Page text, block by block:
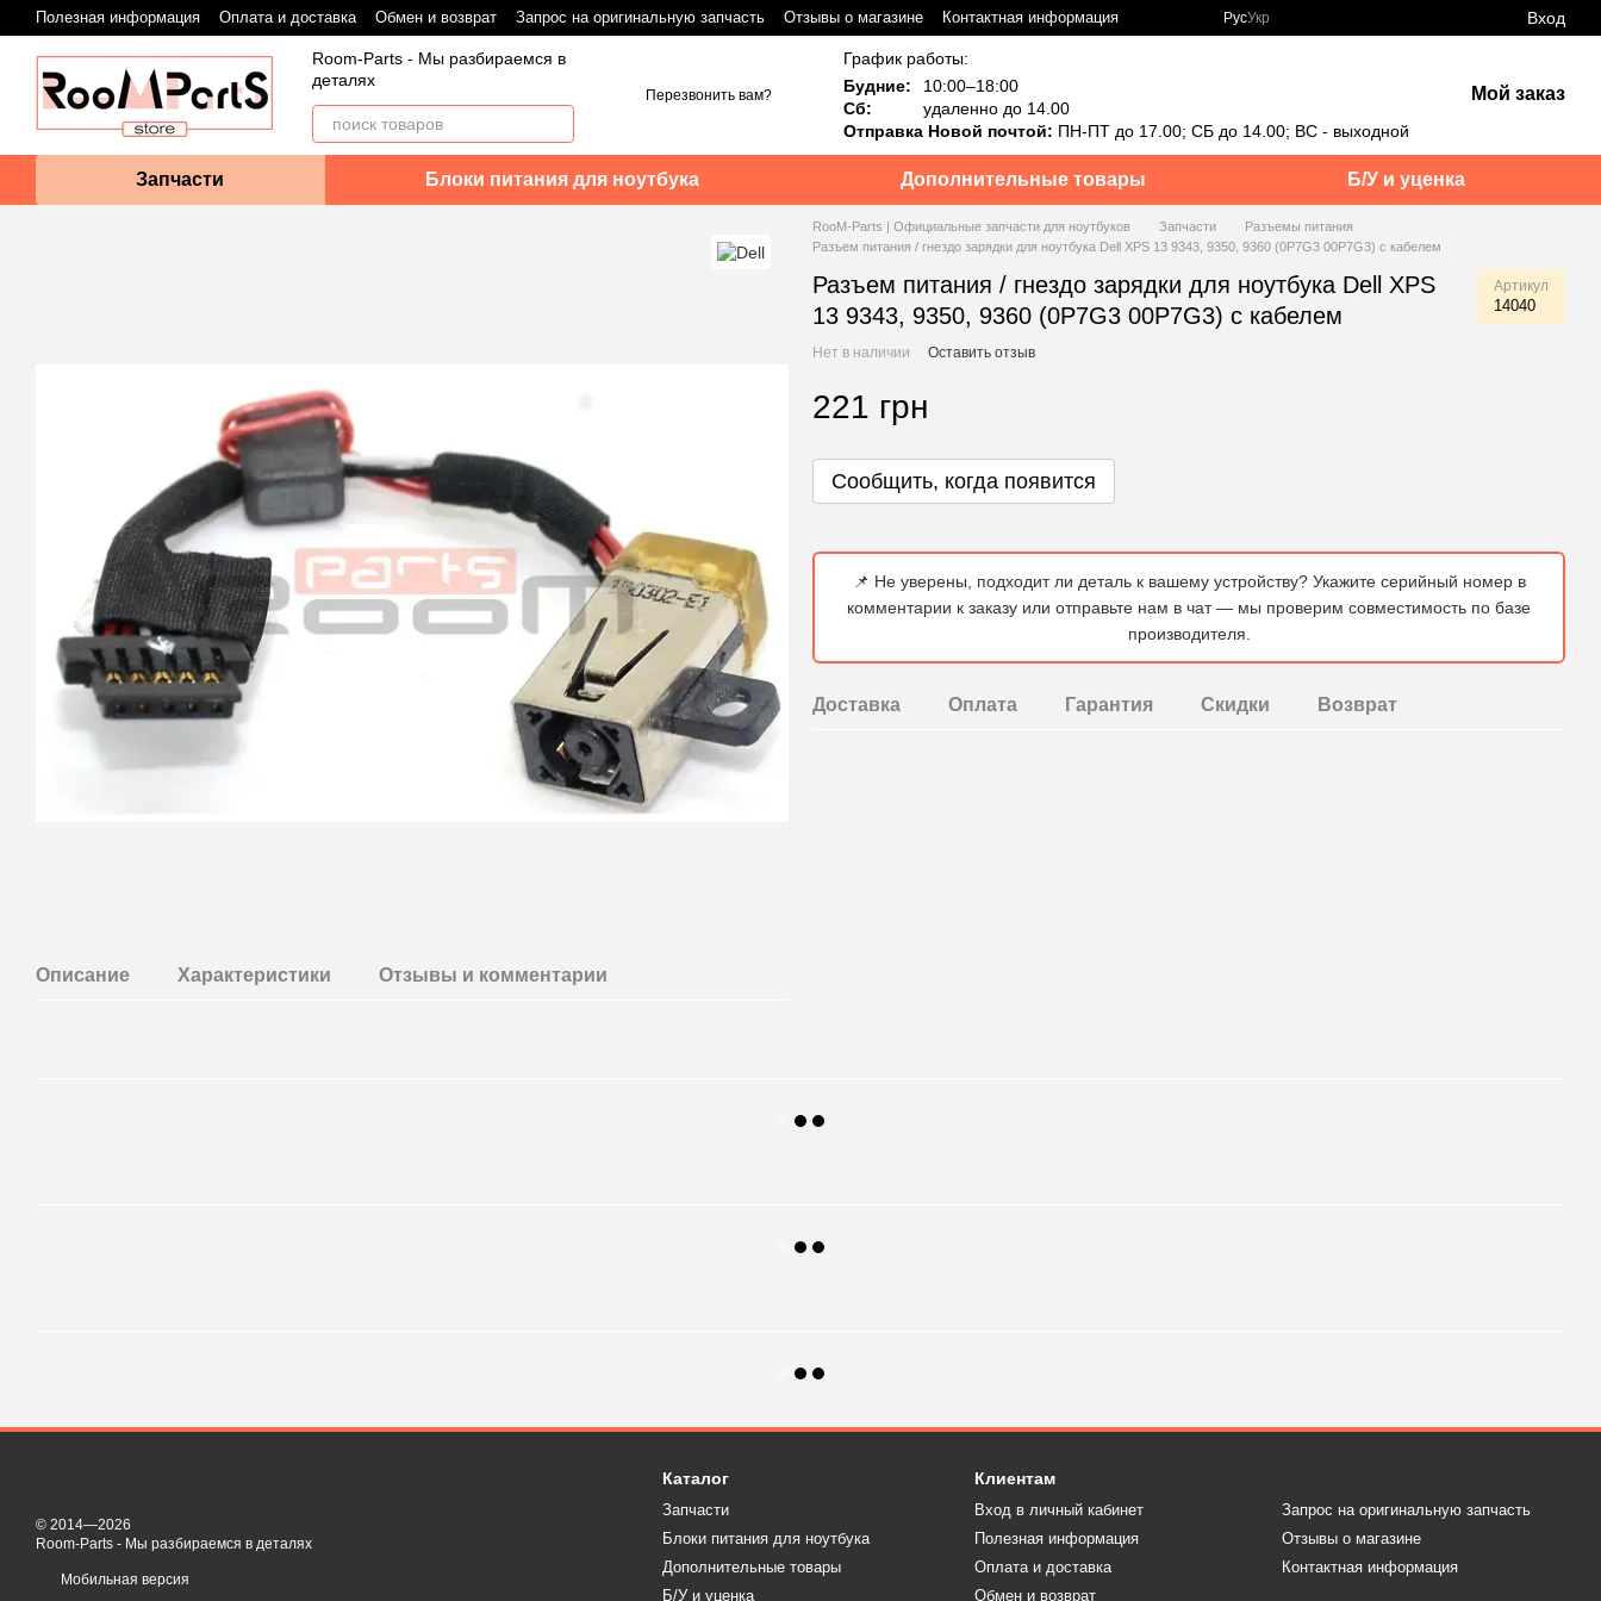
Перейти к основному контенту
Полезная информация Оплата и доставка Обмен и возврат Запрос на оригинальную запчасть Отзывы о магазине Контактная информация РусУкр Вход
Room-Parts - Мы разбираемся в
деталях
Перезвонить вам?
График работы:
Будние:
10:00–18:00
Сб:
удаленно до 14.00
Отправка Новой почтой: ПН-ПТ до 17.00; СБ до 14.00; ВС - выходной
Мой заказ
Запчасти Блоки питания для ноутбука Дополнительные товары Б/У и уценка
Описание Характеристики Отзывы и комментарии
RooM-Parts | Официальные запчасти для ноутбуков Запчасти
Разъемы питания
Разъем питания / гнездо зарядки для ноутбука Dell XPS 13 9343, 9350, 9360 (0P7G3 00P7G3) с кабелем
Разъем питания / гнездо зарядки для ноутбука Dell XPS
13 9343, 9350, 9360 (0P7G3 00P7G3) с кабелем
Артикул
14040
Нет в наличии Оставить отзыв
221 грн
Сообщить, когда появится
📌 Не уверены, подходит ли деталь к вашему устройству? Укажите серийный номер в
комментарии к заказу или отправьте нам в чат — мы проверим совместимость по базе
производителя.
Доставка Оплата Гарантия Скидки Возврат
© 2014—2026
Room-Parts - Мы разбираемся в деталях
Мобильная версия
Каталог
Запчасти
Блоки питания для ноутбука
Дополнительные товары
Б/У и уценка
Клиентам
Вход в личный кабинет
Полезная информация
Оплата и доставка
Обмен и возврат
Запрос на оригинальную запчасть
Отзывы о магазине
Контактная информация